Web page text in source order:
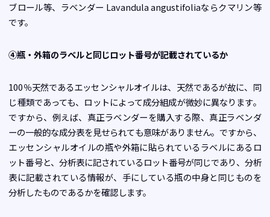
ブロール等、ラベンダー Lavandula angustifoliaならクマリン等
です。
④瓶・外箱のラベルと同じロット番号が記載されているか
100％天然であるエッセンシャルオイルは、天然であるが故に、同
じ種類であっても、ロットによって成分組成が微妙に異なります。
ですから、例えば、真正ラベンダーを購入する際、真正ラベンダ
ーの一般的な成分表を見せられても意味がありません。ですから、
エッセンシャルオイルの瓶や外箱に貼られているラベルにあるロ
ット番号と、分析表に記されているロット番号が同じであり、分析
表に記載されている情報が、手にしている瓶の中身と同じものを
分析したものであるかを確認します。